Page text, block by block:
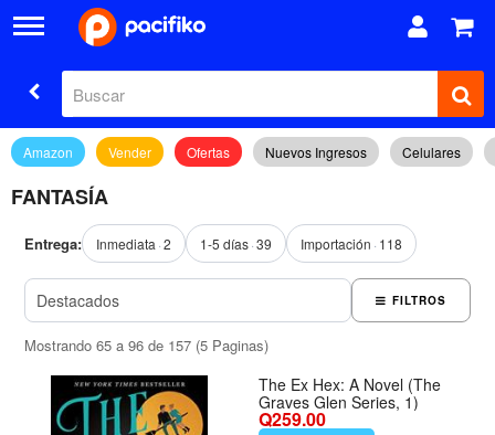
Amazon Vender Ofertas Nuevos Ingresos Celulares
FANTASÍA
Entrega: Inmediata 2 1-5 días 39 Importación 118
FILTROS
Mostrando 65 a 96 de 157 (5 Paginas)
The Ex Hex: A Novel (The
Graves Glen Series, 1)
Q259.00